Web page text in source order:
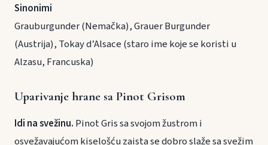
Sinonimi
Grauburgunder (Nemačka), Grauer Burgunder
(Austrija), Tokay d’Alsace (staro ime koje se koristi u
Alzasu, Francuska)
Uparivanje hrane sa Pinot Grisom
Idi na svežinu. Pinot Gris sa svojom žustrom i
osvežavajućom kiselošću zaista se dobro slaže sa svežim